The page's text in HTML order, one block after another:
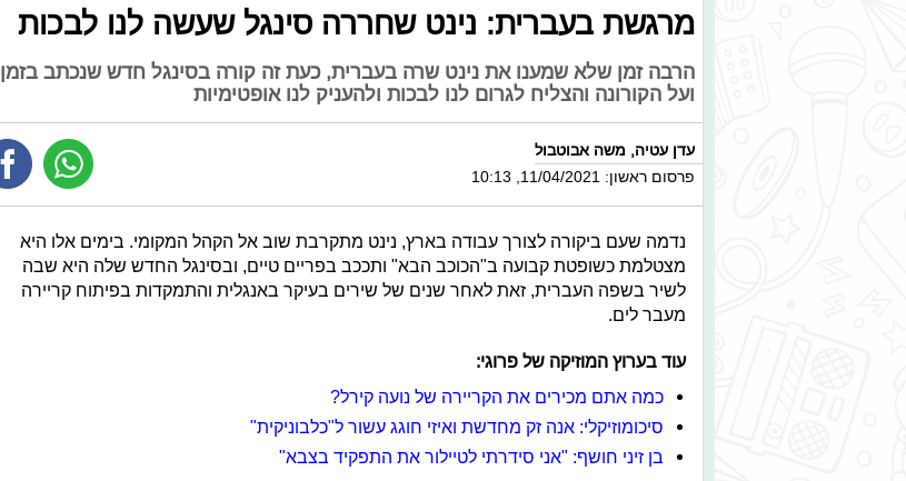
מרגשת בעברית: נינט שחררה סינגל שעשה לנו לבכות
הרבה זמן שלא שמענו את נינט שרה בעברית, כעת זה קורה בסינגל חדש שנכתב בזמן
ועל הקורונה והצליח לגרום לנו לבכות ולהעניק לנו אופטימיות
עדן עטיה, משה אבוטבול
פרסום ראשון: 11/04/2021, 10:13
נדמה שעם ביקורה לצורך עבודה בארץ, נינט מתקרבת שוב אל הקהל המקומי. בימים אלו היא
מצטלמת כשופטת קבועה ב"הכוכב הבא" ותככב בפריים טיים, ובסינגל החדש שלה היא שבה
לשיר בשפה העברית, זאת לאחר שנים של שירים בעיקר באנגלית והתמקדות בפיתוח קריירה
מעבר לים.
עוד בערוץ המוזיקה של פרוגי:
כמה אתם מכירים את הקריירה של נועה קירל?
סיכומוזיקלי: אנה זק מחדשת ואיזי חוגג עשור ל"כלבוניקית"
בן זיני חושף: "אני סידרתי לטיילור את התפקיד בצבא"